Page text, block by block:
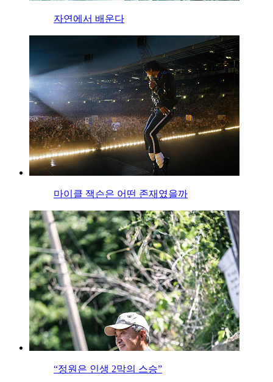
자연에서 배운다
마이클 잭슨은 어떤 존재였을까
“정원은 인생 2막의 스승”